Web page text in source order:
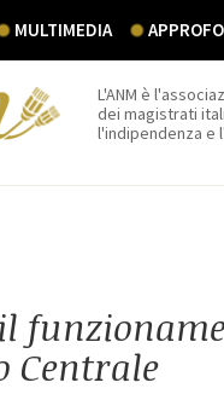
MULTIMEDIA
L'ANM è
dei magistrati
l'indipendenza e
Centrale